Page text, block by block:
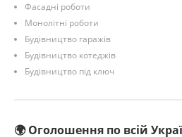
Фасадні роботи
Монолітні роботи
Будівництво гаражів
Будівництво котеджів
Будівництво під ключ
🌍 Оголошення по всій